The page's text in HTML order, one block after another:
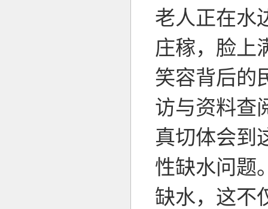
老人正在水
庄稼，脸上
笑容背后的
访与资料查
真切体会到
性缺水问题
缺水，这不